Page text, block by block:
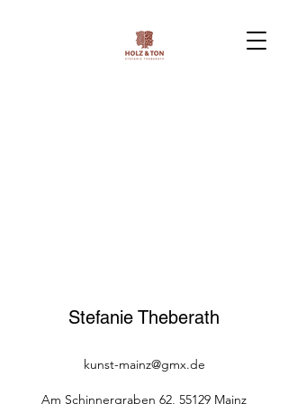
Stefanie Theberath
kunst-mainz@gmx.de
Am Schinnergraben 62, 55129 Mainz